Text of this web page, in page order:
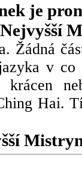
je
Nejvyšší
Žádná
v
krácen
Hai.